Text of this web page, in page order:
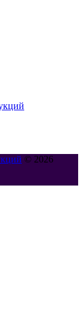
© 2026